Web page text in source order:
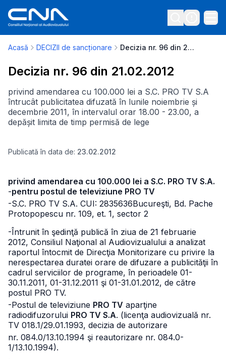
Acasă DECIZII de sancționare Decizia nr. 96 din 21.02.2012
Decizia nr. 96 din 21.02.2012
privind amendarea cu 100.000 lei a S.C. PRO TV S.A
întrucât publicitatea difuzată în lunile noiembrie și
decembrie 2011, în intervalul orar 18.00 - 23.00, a
depășit limita de timp permisă de lege
Publicată în data de: 23.02.2012
privind amendarea cu 100.000 lei a S.C. PRO TV S.A.
-pentru postul de televiziune PRO TV
-S.C. PRO TV S.A. CUI: 2835636Bucureşti, Bd. Pache
Protopopescu nr. 109, et. 1, sector 2
-Întrunit în şedinţă publică în ziua de 21 februarie
2012, Consiliul Naţional al Audiovizualului a analizat
raportul întocmit de Direcţia Monitorizare cu privire la
nerespectarea duratei orare de difuzare a publicităţii în
cadrul serviciilor de programe, în perioadele 01-
30.11.2011, 01-31.12.2011 şi 01-31.01.2012, de către
postul PRO TV.
-Postul de televiziune PRO TV aparţine
radiodifuzorului PRO TV S.A. (licenţa audiovizuală nr.
TV 018.1/29.01.1993, decizia de autorizare
nr. 084.0/13.10.1994 şi reautorizare nr. 084.0-
1/13.10.1994).